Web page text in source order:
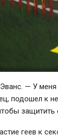
— У
подошел к
защитить
геев к